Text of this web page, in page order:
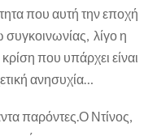
που αυτή την εποχή
συγκοινωνίας, λίγο η
που υπάρχει είναι
ανησυχία…
παρόντες.Ο Ντίνος,